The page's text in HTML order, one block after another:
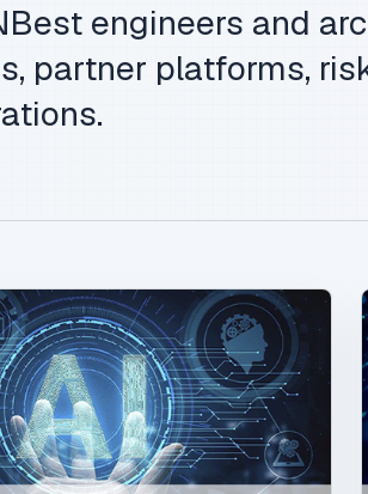
engineers and
partner platforms,